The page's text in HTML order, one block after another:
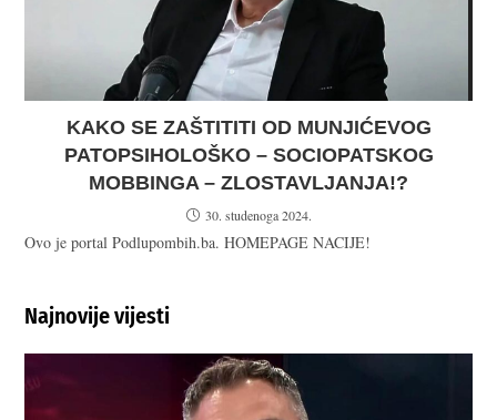
KAKO SE ZAŠTITITI OD MUNJIĆEVOG
PATOPSIHOLOŠKO – SOCIOPATSKOG
MOBBINGA – ZLOSTAVLJANJA!?
30. studenoga 2024.
Ovo je portal Podlupombih.ba. HOMEPAGE NACIJE!
Najnovije vijesti